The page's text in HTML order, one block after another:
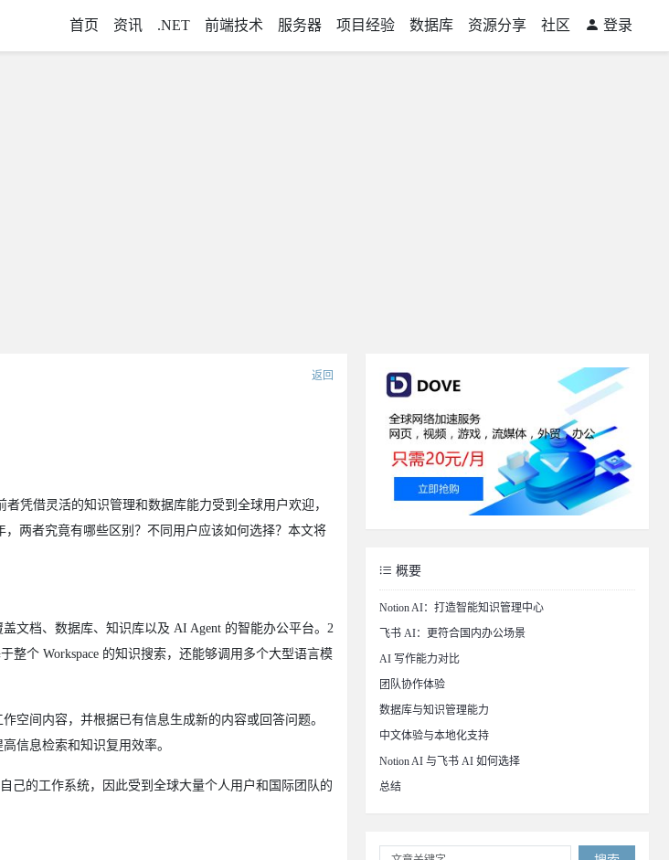
首页 资讯 .NET 前端技术 服务器 项目经验 数据库 资源分享 社区 登录
返回
凭借灵活的知识管理和数据库能力受到全球用户欢迎，
两者究竟有哪些区别？不同用户应该如何选择？本文将
文档、数据库、知识库以及 AI Agent 的智能办公平台。2
个 Workspace 的知识搜索，还能够调用多个大型语言模
空间内容，并根据已有信息生成新的内容或回答问题。
信息检索和知识复用效率。
己的工作系统，因此受到全球大量个人用户和国际团队的
概要
Notion AI：打造智能知识管理中心
飞书 AI：更符合国内办公场景
AI 写作能力对比
团队协作体验
数据库与知识管理能力
中文体验与本地化支持
Notion AI 与飞书 AI 如何选择
总结